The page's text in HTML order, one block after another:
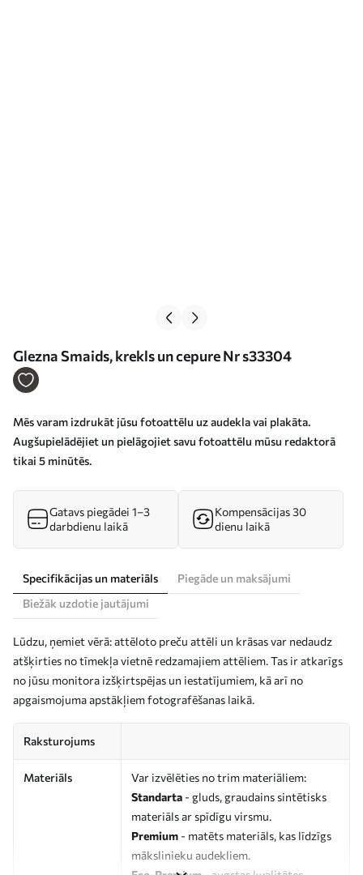
Glezna Smaids, krekls un cepure Nr s33304
Mēs varam izdrukāt jūsu fotoattēlu uz audekla vai plakāta.
Augšupielādējiet un pielāgojiet savu fotoattēlu mūsu redaktorā
tikai 5 minūtēs.
Gatavs piegādei 1–3
darbdienu laikā
Kompensācijas 30
dienu laikā
Specifikācijas un materiāls
Piegāde un maksājumi
Biežāk uzdotie jautājumi
Lūdzu, ņemiet vērā: attēloto preču attēli un krāsas var nedaudz
atšķirties no tīmekļa vietnē redzamajiem attēliem. Tas ir atkarīgs
no jūsu monitora izšķirtspējas un iestatījumiem, kā arī no
apgaismojuma apstākļiem fotografēšanas laikā.
Raksturojums
Materiāls
Var izvēlēties no trim materiāliem:
Standarta - gluds, graudains sintētisks
materiāls ar spīdīgu virsmu.
Premium - matēts materiāls, kas līdzīgs
mākslinieku audekliem.